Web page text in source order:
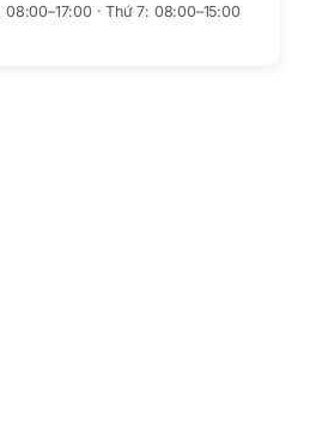
08:00–17:00 · Thứ 7: 08:00–15:00